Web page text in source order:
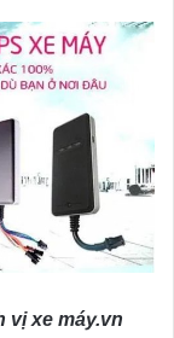
vị xe máy.vn